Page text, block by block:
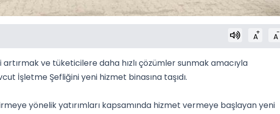
A+ A-
ve tüketicilere daha hızlı çözümler sunmak amacıyla
İşletme Şefliğini yeni hizmet binasına taşıdı.
yönelik yatırımları kapsamında hizmet vermeye başlayan yeni